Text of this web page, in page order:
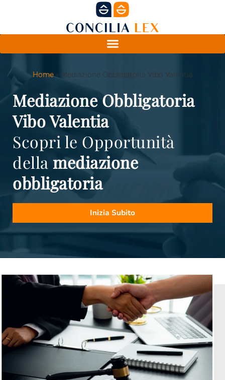
Home» Mediazione Obbligatoria Vibo Valentia
Mediazione Obbligatoria
Vibo Valentia
Scopri le Opportunità
della mediazione
obbligatoria
Inizia Subito